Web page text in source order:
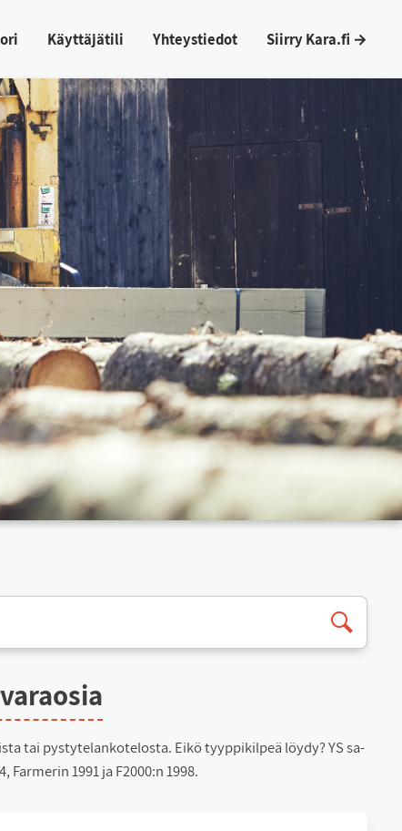
Käyt­tä­jä­ti­li Yh­teys­tie­dot Siir­ry Ka­ra.fi →
tai pys­ty­te­lan­ko­te­los­ta. Ei­kö tyyp­pi­kil­peä löy­dy? YS sa­
1991 ja F2000:n 1998.